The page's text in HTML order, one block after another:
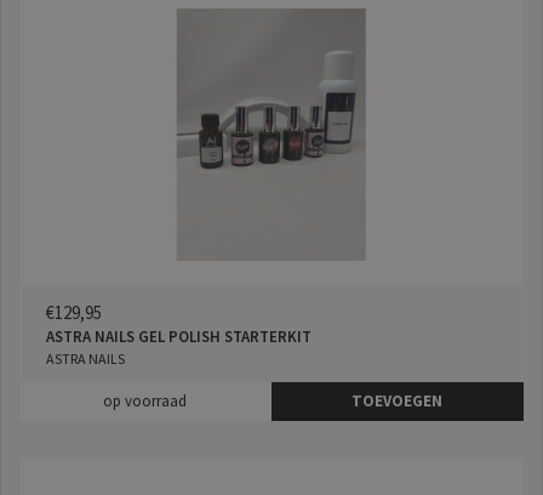
€129,95
ASTRA NAILS GEL POLISH STARTERKIT
ASTRA NAILS
op voorraad TOEVOEGEN